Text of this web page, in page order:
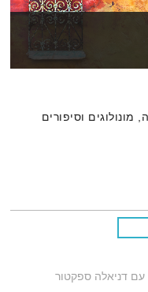
וסיפורים
עם דניאלה ספקטור